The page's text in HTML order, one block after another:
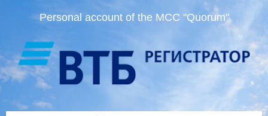
Personal account of the MCC "Quorum"